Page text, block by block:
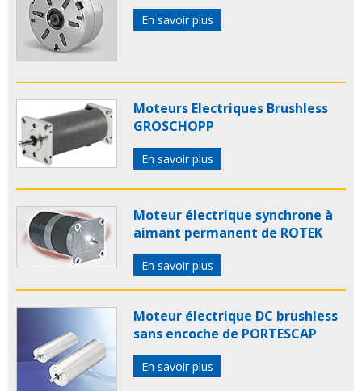
En savoir plus
Moteurs Electriques Brushless
GROSCHOPP
En savoir plus
Moteur électrique synchrone à
aimant permanent de ROTEK
En savoir plus
Moteur électrique DC brushless
sans encoche de PORTESCAP
En savoir plus